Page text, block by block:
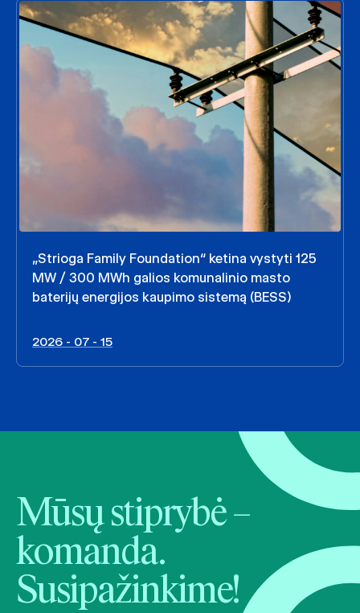
„Strioga Family Foundation“ ketina vystyti 125
MW / 300 MWh galios komunalinio masto
baterijų energijos kaupimo sistemą (BESS)
2026 - 07 - 15
Mūsų stiprybė –
komanda.
Susipažinkime!